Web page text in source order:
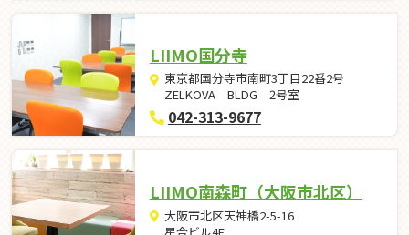
LIIMO国分寺
東京都国分寺市南町3丁目22番2号
ZELKOVA BLDG 2号室
042-313-9677
LIIMO南森町（大阪市北区）
大阪市北区天神橋2-5-16
星合ビル4F